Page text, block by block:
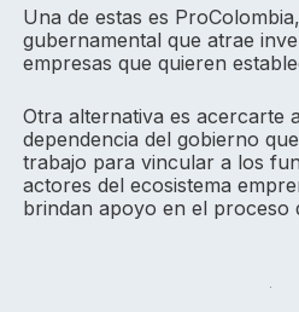
Una de estas es
gubernamental que atrae
empresas que quieren
Otra alternativa es acercarte
dependencia del gobierno
trabajo para vincular a los
actores del ecosistema
brindan apoyo en el proceso